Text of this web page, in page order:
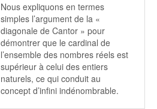
Nous expliquons en termes
simples l’argument de la «
diagonale de Cantor » pour
démontrer que le cardinal de
l’ensemble des nombres réels est
supérieur à celui des entiers
naturels, ce qui conduit au
concept d’infini indénombrable.